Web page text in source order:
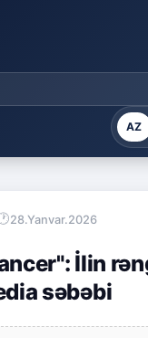
AZ
28.Yanvar.2026
İlin
səbəbi